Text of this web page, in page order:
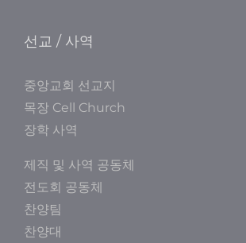
선교 / 사역
중앙교회 선교지
목장 Cell Church
장학 사역
제직 및 사역 공동체
전도회 공동체
찬양팀
찬양대